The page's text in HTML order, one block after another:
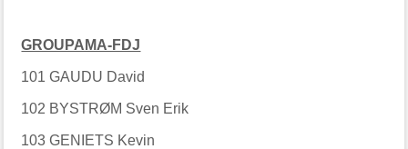
GROUPAMA-FDJ
101 GAUDU David
102 BYSTRØM Sven Erik
103 GENIETS Kevin